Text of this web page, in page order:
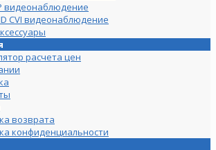
видеонаблюдение
CVI видеонаблюдение
расчета цен
возврата
конфиденциальности